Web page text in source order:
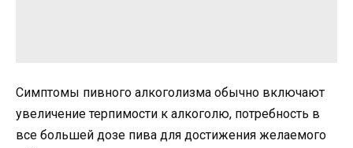
Симптомы пивного алкоголизма обычно включают
увеличение терпимости к алкоголю, потребность в
все большей дозе пива для достижения желаемого